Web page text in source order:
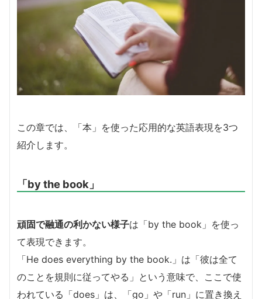
この章では、「本」を使った応用的な英語表現を3つ
紹介します。
「by the book」
頑固で融通の利かない様子は「by the book」を使っ
て表現できます。
「He does everything by the book.」は「彼は全て
のことを規則に従ってやる」という意味で、ここで使
われている「does」は、「go」や「run」に置き換え